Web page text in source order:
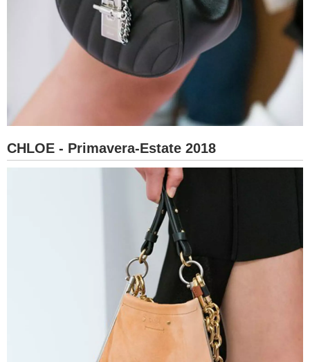
CHLOE - Primavera-Estate 2018